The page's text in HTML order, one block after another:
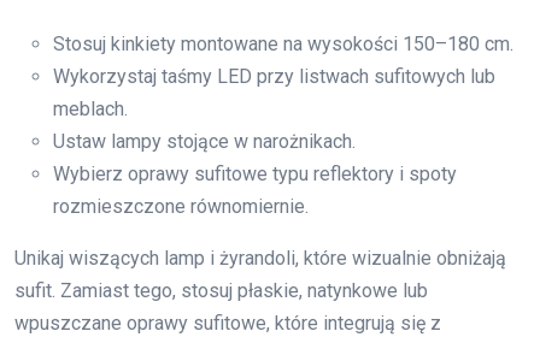
Stosuj kinkiety montowane na wysokości 150–180 cm.
Wykorzystaj taśmy LED przy listwach sufitowych lub
meblach.
Ustaw lampy stojące w narożnikach.
Wybierz oprawy sufitowe typu reflektory i spoty
rozmieszczone równomiernie.
Unikaj wiszących lamp i żyrandoli, które wizualnie obniżają
sufit. Zamiast tego, stosuj płaskie, natynkowe lub
wpuszczane oprawy sufitowe, które integrują się z